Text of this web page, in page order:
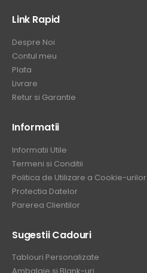
Link Rapid
Despre Noi
Contul meu
Plata
Livrare
Retur si Garantie
Informatii
Informatii Utile
Termeni si Conditii
Politica de Utilizare a Cookie-urilor
Protectia Datelor
Parerea Clientilor
Sugestii Cadouri
Tablouri Personalizate